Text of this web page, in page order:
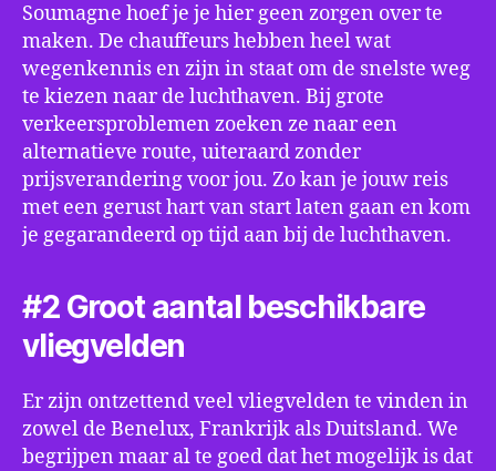
Soumagne hoef je je hier geen zorgen over te
maken. De chauffeurs hebben heel wat
wegenkennis en zijn in staat om de snelste weg
te kiezen naar de luchthaven. Bij grote
verkeersproblemen zoeken ze naar een
alternatieve route, uiteraard zonder
prijsverandering voor jou. Zo kan je jouw reis
met een gerust hart van start laten gaan en kom
je gegarandeerd op tijd aan bij de luchthaven.
#2 Groot aantal beschikbare
vliegvelden
Er zijn ontzettend veel vliegvelden te vinden in
zowel de Benelux, Frankrijk als Duitsland. We
begrijpen maar al te goed dat het mogelijk is dat